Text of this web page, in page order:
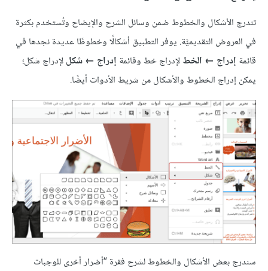
تندرج الأشكال والخطوط ضمن وسائل الشرح والإيضاح وتُستخدم بكثرة
في العروض التقديميَّة. يوفر التطبيق أشكالًا وخطوطًا عديدة نجدها في
قائمة إدراج ← الخطلإدراج خط وقائمة إدراج ← شكللإدراج شكل؛
يمكن إدراج الخطوط والأشكال من شريط الأدوات أيضًا.
سندرج بعض الأشكال والخطوط لشرح فقرة “أضرار أخرى للوجبات